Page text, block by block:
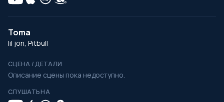
Toma
lil jon, Pitbull
СЦЕНА / ДЕТАЛИ
Описание сцены пока недоступно.
СЛУШАТЬ НА